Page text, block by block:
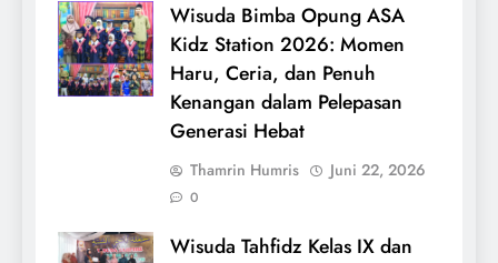
Wisuda Bimba Opung ASA
Kidz Station 2026: Momen
Haru, Ceria, dan Penuh
Kenangan dalam Pelepasan
Generasi Hebat
Thamrin Humris Juni 22, 2026
0
Wisuda Tahfidz Kelas IX dan